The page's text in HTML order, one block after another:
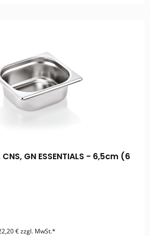
GN ESSENTIALS - 6,5cm (6
€ zzgl. MwSt.*